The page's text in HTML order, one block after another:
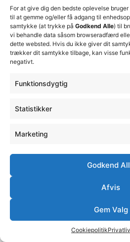
For at give dig den bedste oplevelse
til at gemme og/eller få adgang til
samtykke (at trykke på Godkend Alle) til
vi behandle data såsom browseradfærd
dette websted. Hvis du ikke giver dit
trækker dit samtykke tilbage, kan visse
negativt.
Funktionsdygtig
Statistikker
Marketing
Godkend
Afvis
Gem Valg
Cookiepolitik